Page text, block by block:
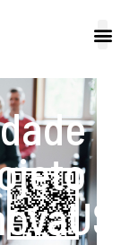
de
de